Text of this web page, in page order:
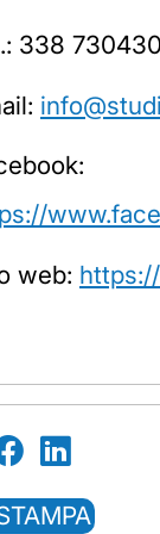
338
web: